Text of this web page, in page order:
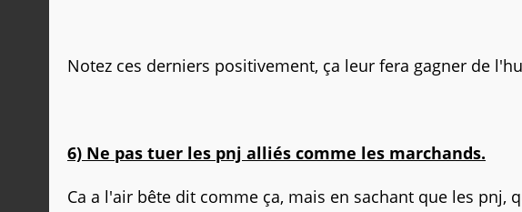
Notez ces derniers positivement, ça leur fera gagner de
6) Ne pas tuer les pnj alliés comme les marchands.
Ca a l'air bête dit comme ça, mais en sachant que les pnj,